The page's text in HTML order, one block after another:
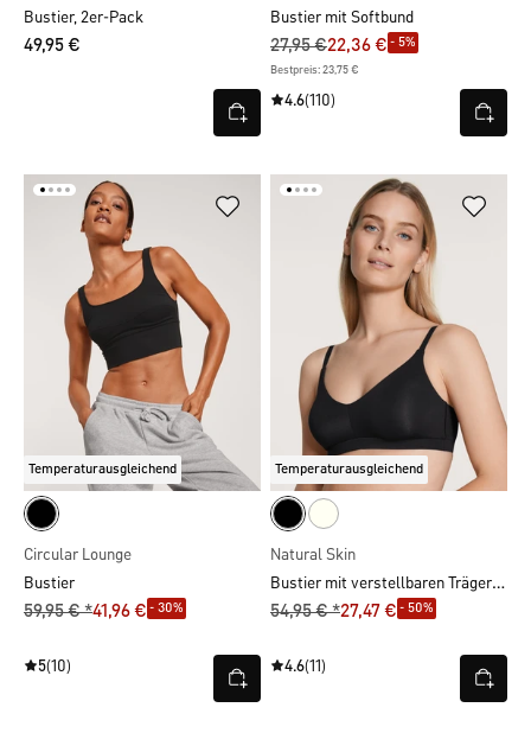
Bustier, 2er-Pack
49,95 €
Bustier mit Softbund
27,95 €22,36 € - 5%
Bestpreis: 23,75 €
4.6(110)
Temperaturausgleichend
Circular Lounge
Bustier
59,95 € *41,96 € - 30%
5(10)
Temperaturausgleichend
Natural Skin
Bustier mit verstellbaren Trägern & herausnehmbaren Pads
54,95 € *27,47 € - 50%
4.6(11)